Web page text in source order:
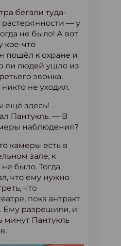
бегали туда-
— у
не было! А вот
кое-что
пошёл к охране и
ли людей ушло из
звонка.
не уходил.
ещё здесь! —
Пантукль. — В
наблюдения?
камеры есть в
зале, к
было. Тогда
что ему нужно
что
пока антракт
Ему разрешили, и
минут Пантукль